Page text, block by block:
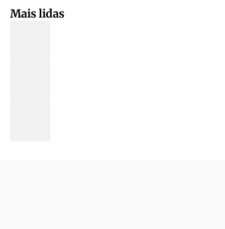
Mais lidas